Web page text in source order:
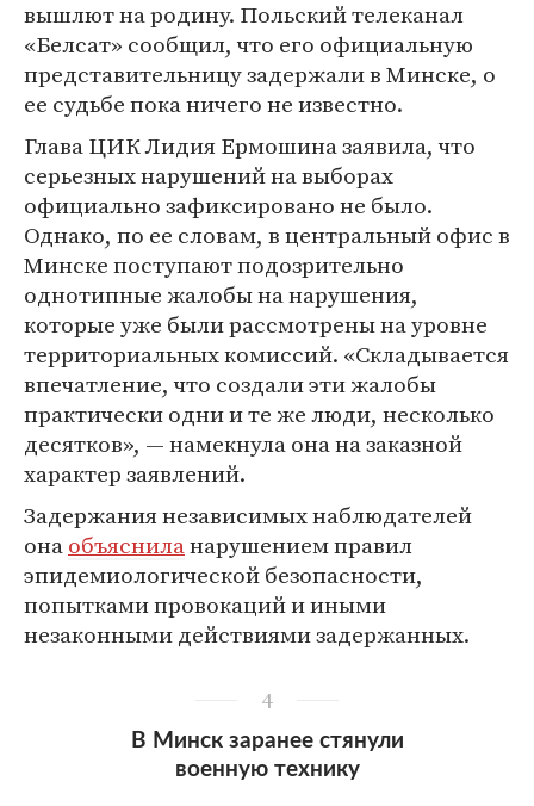
вышлют на родину. Польский телеканал
«Белсат» сообщил, что его официальную
представительницу задержали в Минске, о
ее судьбе пока ничего не известно.
Глава ЦИК Лидия Ермошина заявила, что
серьезных нарушений на выборах
официально зафиксировано не было.
Однако, по ее словам, в центральный офис в
Минске поступают подозрительно
однотипные жалобы на нарушения,
которые уже были рассмотрены на уровне
территориальных комиссий. «Складывается
впечатление, что создали эти жалобы
практически одни и те же люди, несколько
десятков», — намекнула она на заказной
характер заявлений.
Задержания независимых наблюдателей
онаобъясниланарушением правил
эпидемиологической безопасности,
попытками провокаций и иными
незаконными действиями задержанных.
4
В Минск заранее стянули
военную технику